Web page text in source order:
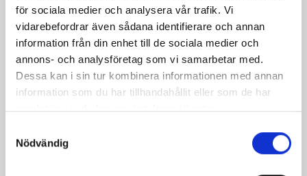
för sociala medier och analysera vår trafik. Vi
vidarebefordrar även sådana identifierare och annan
information från din enhet till de sociala medier och
annons- och analysföretag som vi samarbetar med.
Dessa kan i sin tur kombinera informationen med annan
information som du har tillhandahållit eller som de har
samlat in när du har använt deras tjänster.
Nödvändig
Pris
45,00 kr